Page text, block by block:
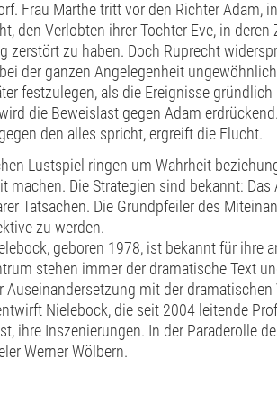
Frau Marthe tritt vor den Richter Adam,
den Verlobten ihrer Tochter Eve, in
zerstört zu haben. Doch Ruprecht
der ganzen Angelegenheit
festzulegen, als die Ereignisse
die Beweislast gegen Adam
den alles spricht, ergreift die Flucht.
Lustspiel ringen um Wahrheit
machen. Die Strategien sind bekannt:
Tatsachen. Die Grundpfeiler des
zu werden.
geboren 1978, ist bekannt für ihre
stehen immer der dramatische Text
Auseinandersetzung mit der
Nielebock, die seit 2004 leitende
ihre Inszenierungen. In der Paraderolle
Werner Wölbern.